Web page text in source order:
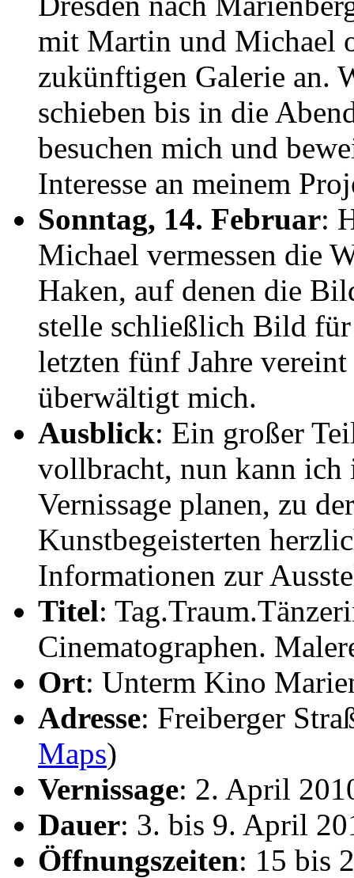
mit Martin und Michael
zukünftigen Galerie an.
schieben bis in die
besuchen mich und
Interesse an meinem
Sonntag, 14. Februar:
Michael vermessen die
Haken, auf denen die
stelle schließlich Bild
letzten fünf Jahre
überwältigt mich.
Ausblick: Ein großer
vollbracht, nun kann ich
Vernissage planen, zu
Kunstbegeisterten
Informationen zur
Titel:
Cinematographen.
Ort: Unterm Kino
Adresse: Freiberger
Maps)
Vernissage: 2. April
Dauer: 3. bis 9. April
Öffnungszeiten: 15 bis